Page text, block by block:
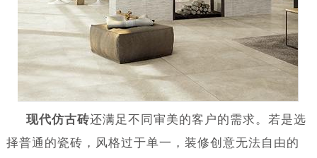
现代仿古砖还满足不同审美的客户的需求。若是选
择普通的瓷砖，风格过于单一，装修创意无法自由的